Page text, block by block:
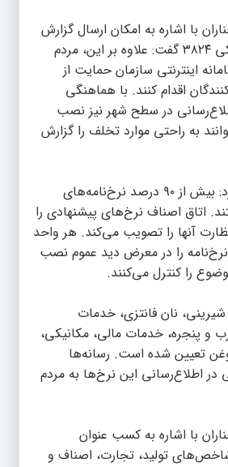
با اشاره به امکان ارسال گزارش
از طریق شماره پیامکی ۳۸۲۴ گفت: علاوه بر این، مردم
اینترنتی سازمان حمایت از
اقدام کنند. با هماهنگی
در سطح شهر نیز نصب
به راحتی موارد تخلف را گزارش
مقدم خاطر نشان کرد: بیش از ۹۰ درصد نرخ‌نامه‌های
اتاق اصناف نرخ‌های پیشنهادی را
آنها را تصویب می‌کند. هر واحد
را در معرض دید عموم نصب
را کنترل می‌کنند.
نان فانتزی، خدمات
و پنجره، خدمات مالی، مکانیکی،
تعیین شده است. رسانه‌ها
اطلاع‌رسانی این نرخ‌ها به مردم
با اشاره به کسب عنوان
تولید، تجارت، اصناف و